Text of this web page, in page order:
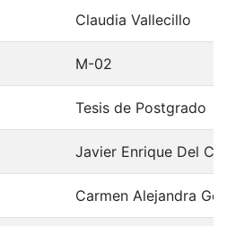
Claudia Vallecillo
M-02
Tesis de Postgrado
Javier Enrique Del
Carmen Alejandra